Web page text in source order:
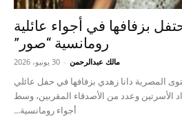
بزفافها في أجواء عائلية
رومانسية “صور”
مالك عبدالرحمن - 30 يونيو، 2026
المصرية دانا زهدي بزفافها في حفل عائلي
الأسرتين وعدد من الأصدقاء المقربين، وسط
أجواء رومانسية...